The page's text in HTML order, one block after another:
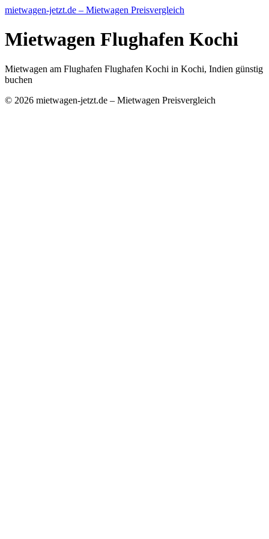
mietwagen-jetzt.de – Mietwagen Preisvergleich
Mietwagen Flughafen Kochi
Mietwagen am Flughafen Flughafen Kochi in Kochi, Indien günstig
buchen
© 2026 mietwagen-jetzt.de – Mietwagen Preisvergleich